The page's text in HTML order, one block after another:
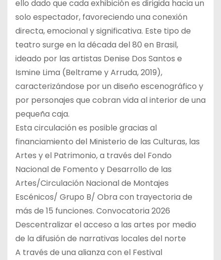
ello dado que cada exhibición es dirigida hacia un
solo espectador, favoreciendo una conexión
directa, emocional y significativa. Este tipo de
teatro surge en la década del 80 en Brasil,
ideado por las artistas Denise Dos Santos e
Ismine Lima (Beltrame y Arruda, 2019),
caracterizándose por un diseño escenográfico y
por personajes que cobran vida al interior de una
pequeña caja.
Esta circulación es posible gracias al
financiamiento del Ministerio de las Culturas, las
Artes y el Patrimonio, a través del Fondo
Nacional de Fomento y Desarrollo de las
Artes/Circulación Nacional de Montajes
Escénicos/ Grupo B/ Obra con trayectoria de
más de 15 funciones. Convocatoria 2026
Descentralizar el acceso a las artes por medio
de la difusión de narrativas locales del norte
A través de una alianza con el Festival